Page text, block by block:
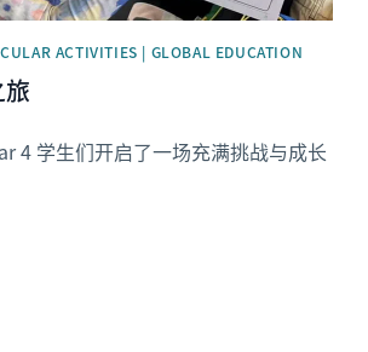
ACTIVITIES | GLOBAL EDUCATION
4 学生们开启了一场充满挑战与成长